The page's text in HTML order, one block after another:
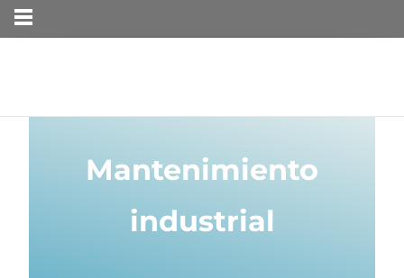
Mantenimiento
industrial